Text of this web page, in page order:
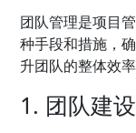
团队管理是项目
种手段和措施，
升团队的整体效
1. 团队建设